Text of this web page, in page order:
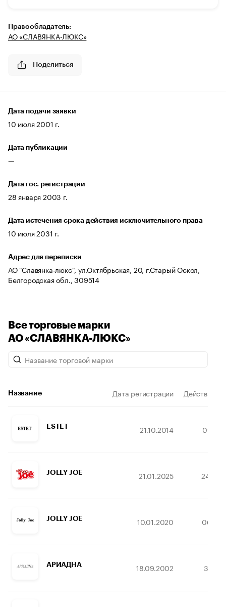
Правообладатель:
АО «СЛАВЯНКА-ЛЮКС»
Поделиться
Дата подачи заявки
10 июля 2001 г.
Дата публикации
—
Дата гос. регистрации
28 января 2003 г.
Дата истечения срока действия исключительного права
10 июля 2031 г.
Адрес для переписки
АО "Славянка-люкс", ул.Октябрьская, 20, г.Старый Оскол,
Белгородская обл., 309514
Все торговые марки
АО «СЛАВЯНКА-ЛЮКС»
Название Дата регистрации
ESTET 21.10.2014
JOLLY JOE 21.01.2025
JOLLY JOE 10.01.2020
АРИАДНА 18.09.2002